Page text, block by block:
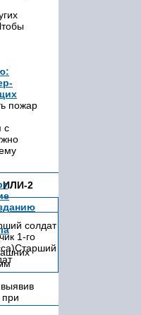
ИЛИ-2
солдат
1-го
пожар
с